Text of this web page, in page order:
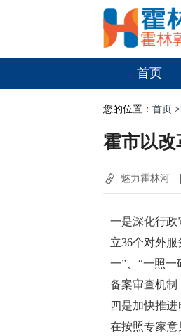
首页
您的位置： 首页 >
霍市以改
魅力霍林河
一是深化行
立36个对外
一”、“一照
备案审查机制
四是加快推
在按照专家意